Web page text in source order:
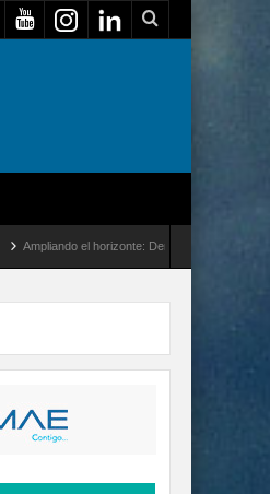
horizonte: Dentro del vuelo de desarrollo más